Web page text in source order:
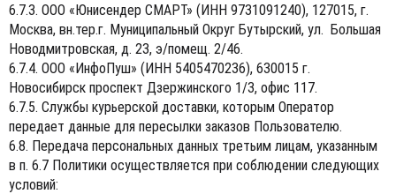
6.7.3. ООО «Юнисендер СМАРТ» (ИНН 9731091240), 127015, г.
Москва, вн.тер.г. Муниципальный Округ Бутырский, ул. Большая
Новодмитровская, д. 23, э/помещ. 2/46.
6.7.4. ООО «ИнфоПуш» (ИНН 5405470236), 630015 г.
Новосибирск проспект Дзержинского 1/3, офис 117.
6.7.5. Службы курьерской доставки, которым Оператор
передает данные для пересылки заказов Пользователю.
6.8. Передача персональных данных третьим лицам, указанным
в п. 6.7 Политики осуществляется при соблюдении следующих
условий: